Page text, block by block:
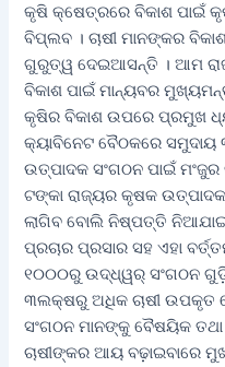
କୃଷି କ୍ଷେତ୍ରରେ ବିକାଶ ପାଇଁ
ବିପ୍ଲବ । ଚାଷୀ ମାନଙ୍କର
ଗୁରୁତ୍ୱ ଦେଇଆସନ୍ତି । ଆମ
ବିକାଶ ପାଇଁ ମାନ୍ୟବର
କୃଷିର ବିକାଶ ଉପରେ ପ୍ରମୁଖ
କ୍ୟାବିନେଟ ବୈଠକରେ
ଉତ୍ପାଦକ ସଂଗଠନ ପାଇଁ ମଂଜୁର
ଟଙ୍କା ରାଜ୍ୟର କୃଷକ
ଲାଗିବ ବୋଲି ନିଷ୍ପତ୍ତି
ପ୍ରଚାର ପ୍ରସାର ସହ ଏହା
୧୦୦୦ରୁ ଉଦ୍ଧ୍ୱର୍ ସଂଗଠନ ଗୁଡ଼ିକୁ
୩ଲକ୍ଷରୁ ଅଧିକ ଚାଷୀ ଉପକୃତ
ସଂଗଠନ ମାନଙ୍କୁ ବୈଷୟିକ
ଚାଷୀଙ୍କର ଆୟ ବଢ଼ାଇବାରେ